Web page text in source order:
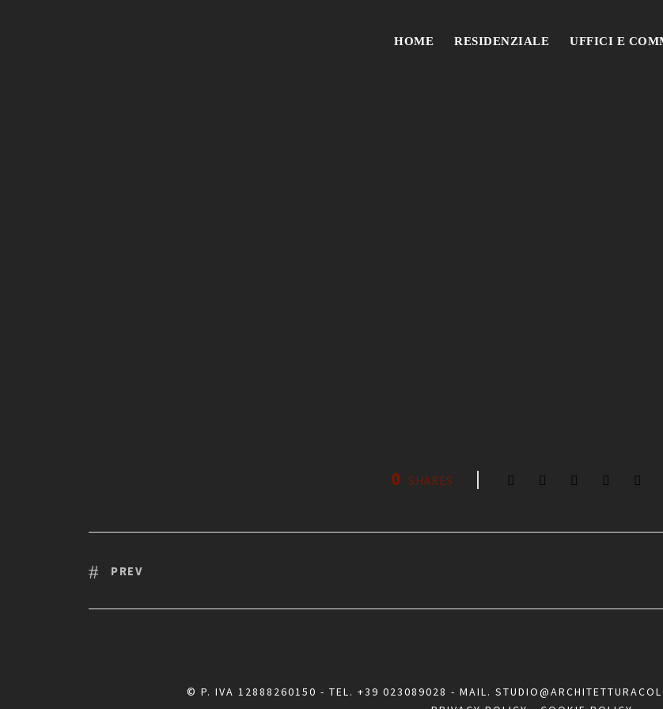
HOME RESIDENZIALE UFFICI E
0 SHARES
PREV
© P. IVA 12888260150 - TEL. +39 023089028 - MAIL.